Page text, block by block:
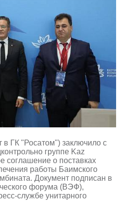
ГК "Росатом") заключило с
группе Kaz
соглашение о поставках
работы Баимского
Документ подписан в
форума (ВЭФ),
службе унитарного